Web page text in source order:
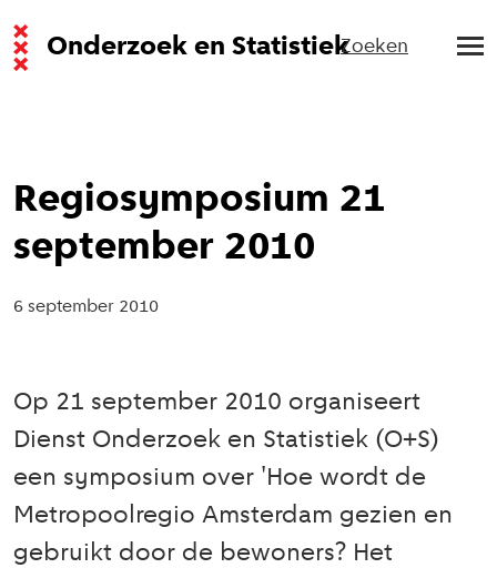
Onderzoek en StatistiekZoeken
Regiosymposium 21
september 2010
6 september 2010
Op 21 september 2010 organiseert
Dienst Onderzoek en Statistiek (O+S)
een symposium over 'Hoe wordt de
Metropoolregio Amsterdam gezien en
gebruikt door de bewoners? Het